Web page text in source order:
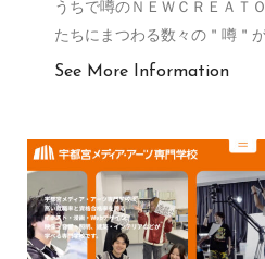
うちで噂のＮＥＷＣＲＥＡＴ
たちにまつわる数々の＂噂＂
See More Information